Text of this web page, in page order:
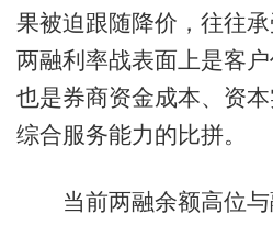
果被迫跟随降价，往往承
两融利率战表面上是客
也是券商资金成本、资
综合服务能力的比拼。
当前两融余额高位与